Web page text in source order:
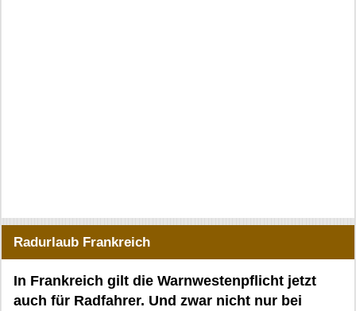
Radurlaub Frankreich
In Frankreich gilt die Warnwestenpflicht jetzt
auch für Radfahrer. Und zwar nicht nur bei